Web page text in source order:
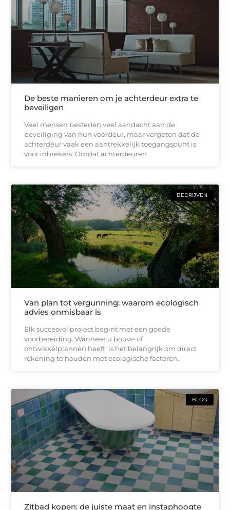
De beste manieren om je achterdeur extra te
beveiligen
Veel mensen besteden veel aandacht aan de
beveiliging van hun voordeur, maar vergeten dat de
achterdeur vaak een aantrekkelijk toegangspunt is
voor inbrekers. Omdat achterdeuren
BEDRIJVEN
Van plan tot vergunning: waarom ecologisch
advies onmisbaar is
Elk succesvol project begint met een goede
voorbereiding. Wanneer u bouw- of
ontwikkelplannen heeft, is het belangrijk om direct
rekening te houden met ecologische factoren.
BLOG
Zitbad kopen: de juiste maat en instaphoogte